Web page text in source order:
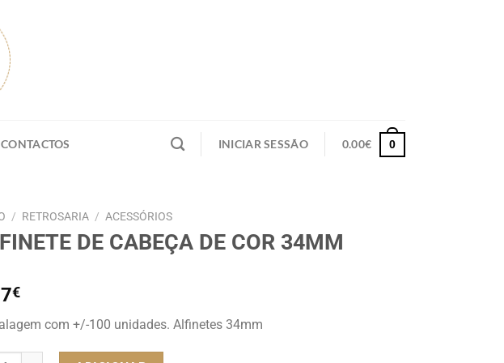
CONTACTOS INICIAR SESSÃO 0.00€ 0
/ RETROSARIA / ACESSÓRIOS
DE CABEÇA DE COR 34MM
€
com +/-100 unidades. Alfinetes 34mm
de ALFINETE DE CABEÇA DE COR 34MM